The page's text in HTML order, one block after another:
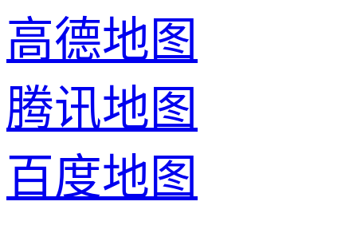
高德地图
腾讯地图
百度地图